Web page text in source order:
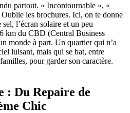
partout. « Incontournable », «
les brochures. Ici, on te donne
l’écran solaire et un peu
km du CBD (Central Business
monde à part. Un quartier qui n’a
luisant, mais qui se bat, entre
pour garder son caractère.
: Du Repaire de
Chic